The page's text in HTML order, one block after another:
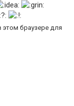
браузере для